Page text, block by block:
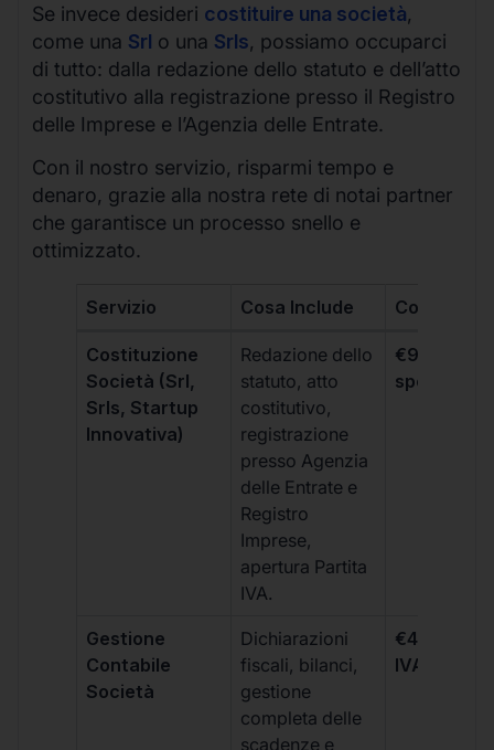
Se invece desideri costituire una società,
come una Srl o una Srls, possiamo occuparci
di tutto: dalla redazione dello statuto e dell’atto
costitutivo alla registrazione presso il Registro
delle Imprese e l’Agenzia delle Entrate.
Con il nostro servizio, risparmi tempo e
denaro, grazie alla nostra rete di notai partner
che garantisce un processo snello e
ottimizzato.
Servizio Cosa Include Costo
Costituzione
Società (Srl,
Srls, Startup
Innovativa)
Redazione dello
statuto, atto
costitutivo,
registrazione
presso Agenzia
delle Entrate e
Registro
Imprese,
apertura Partita
IVA.
€99 + IVA
spese
Gestione
Contabile
Società
Dichiarazioni
fiscali, bilanci,
gestione
completa delle
scadenze e
€499 +
IVA/